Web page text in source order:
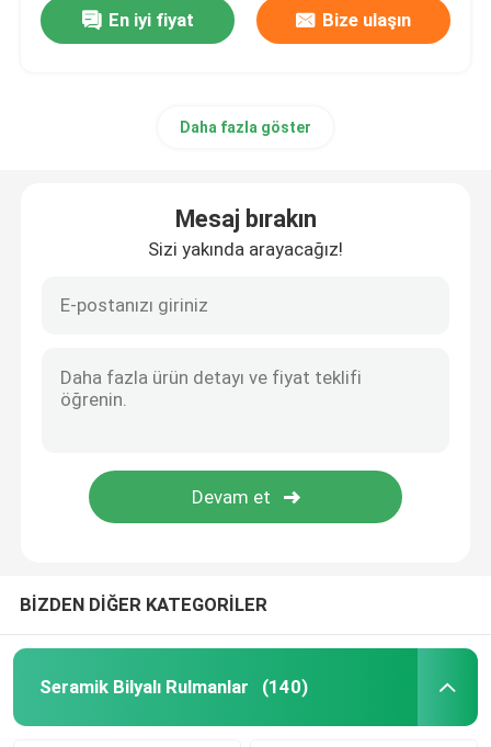
Mekanik Sızdırmazlık
En iyi fiyat Bize ulaşın
Daha fazla göster
Mesaj bırakın
Sizi yakında arayacağız!
BİZDEN DİĞER KATEGORİLER
Seramik Bilyalı Rulmanlar (140)